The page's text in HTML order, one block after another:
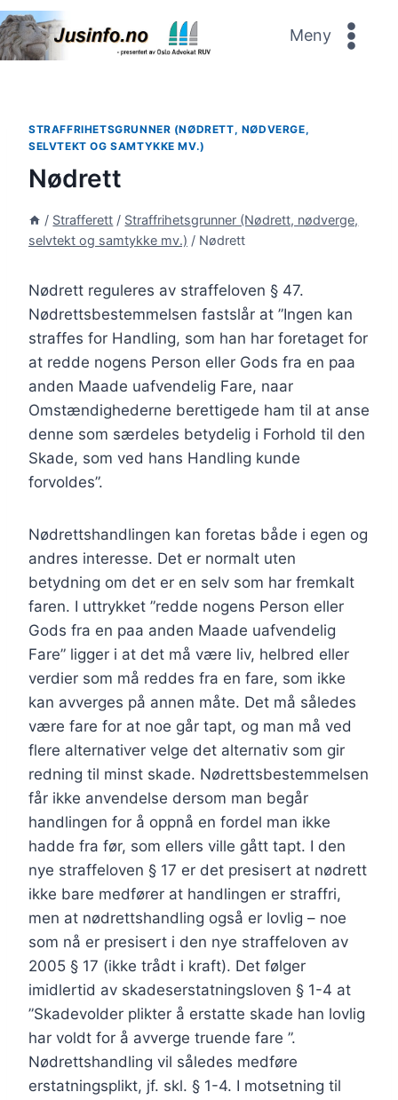
Skip
to
content
Meny
STRAFFRIHETSGRUNNER (NØDRETT, NØDVERGE,
SELVTEKT OG SAMTYKKE MV.)
Nødrett
/ Strafferett / Straffrihetsgrunner (Nødrett, nødverge,
selvtekt og samtykke mv.) / Nødrett
Nødrett reguleres av straffeloven § 47.
Nødrettsbestemmelsen fastslår at ”Ingen kan
straffes for Handling, som han har foretaget for
at redde nogens Person eller Gods fra en paa
anden Maade uafvendelig Fare, naar
Omstændighederne berettigede ham til at anse
denne som særdeles betydelig i Forhold til den
Skade, som ved hans Handling kunde
forvoldes”.
Nødrettshandlingen kan foretas både i egen og
andres interesse. Det er normalt uten
betydning om det er en selv som har fremkalt
faren. I uttrykket ”redde nogens Person eller
Gods fra en paa anden Maade uafvendelig
Fare” ligger i at det må være liv, helbred eller
verdier som må reddes fra en fare, som ikke
kan avverges på annen måte. Det må således
være fare for at noe går tapt, og man må ved
flere alternativer velge det alternativ som gir
redning til minst skade. Nødrettsbestemmelsen
får ikke anvendelse dersom man begår
handlingen for å oppnå en fordel man ikke
hadde fra før, som ellers ville gått tapt. I den
nye straffeloven § 17 er det presisert at nødrett
ikke bare medfører at handlingen er straffri,
men at nødrettshandling også er lovlig – noe
som nå er presisert i den nye straffeloven av
2005 § 17 (ikke trådt i kraft). Det følger
imidlertid av skadeserstatningsloven § 1-4 at
”Skadevolder plikter å erstatte skade han lovlig
har voldt for å avverge truende fare ”.
Nødrettshandling vil således medføre
erstatningsplikt, jf. skl. § 1-4. I motsetning til